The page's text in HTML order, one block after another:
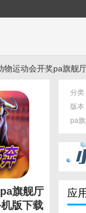
运动会开奖pa旗舰
旗舰厅
版下载
分类
版本
pa
应